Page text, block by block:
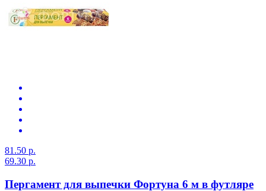
81.50 р.
69.30 р.
Пергамент для выпечки Фортуна 6 м в футляре